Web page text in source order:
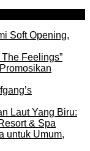
Soft Opening,
Feelings”
Laut Yang Biru:
& Spa
untuk Umum,